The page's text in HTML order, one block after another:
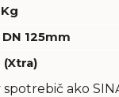
DN 125mm
(Xtra)
ako